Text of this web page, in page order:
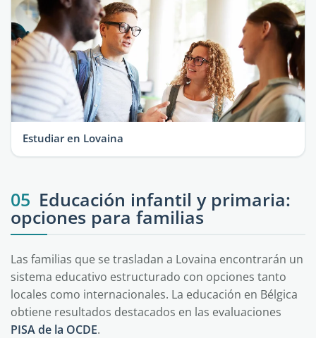
Estudiar en Lovaina
05 Educación infantil y primaria:
opciones para familias
Las familias que se trasladan a Lovaina encontrarán un
sistema educativo estructurado con opciones tanto
locales como internacionales. La educación en Bélgica
obtiene resultados destacados en las evaluaciones
PISA de la OCDE.